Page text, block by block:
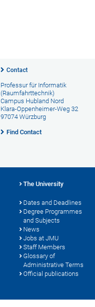
Contact
Professur für Informatik
(Raumfahrttechnik)
Campus Hubland Nord
Klara-Oppenheimer-Weg 32
97074 Würzburg
Find Contact
The University
Dates and Deadlines
Degree Programmes
and Subjects
News
Jobs at JMU
Staff Members
Glossary of
Administrative Terms
Official publications